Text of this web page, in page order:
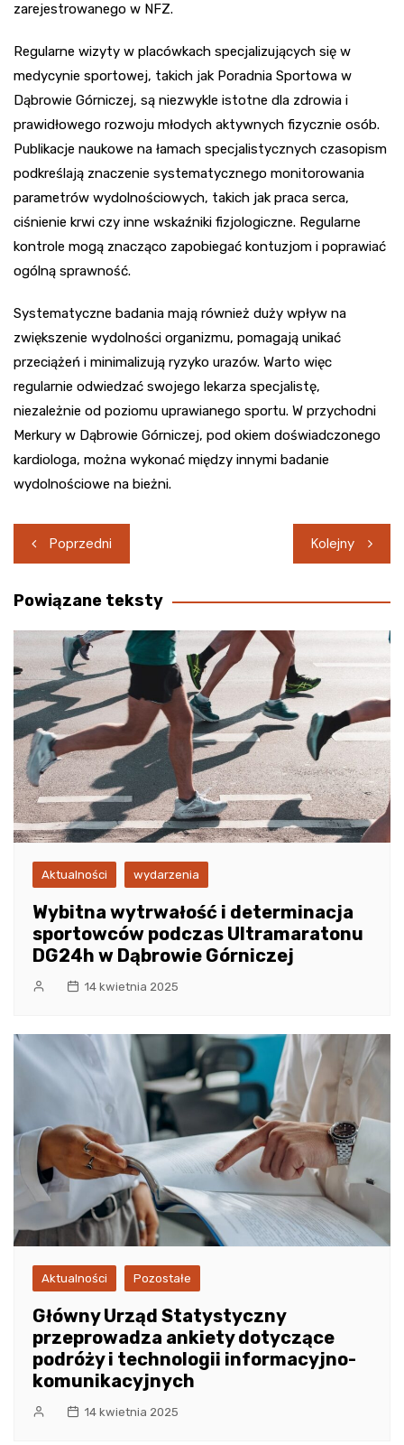
zarejestrowanego w NFZ.
Regularne wizyty w placówkach specjalizujących się w
medycynie sportowej, takich jak Poradnia Sportowa w
Dąbrowie Górniczej, są niezwykle istotne dla zdrowia i
prawidłowego rozwoju młodych aktywnych fizycznie osób.
Publikacje naukowe na łamach specjalistycznych czasopism
podkreślają znaczenie systematycznego monitorowania
parametrów wydolnościowych, takich jak praca serca,
ciśnienie krwi czy inne wskaźniki fizjologiczne. Regularne
kontrole mogą znacząco zapobiegać kontuzjom i poprawiać
ogólną sprawność.
Systematyczne badania mają również duży wpływ na
zwiększenie wydolności organizmu, pomagają unikać
przeciążeń i minimalizują ryzyko urazów. Warto więc
regularnie odwiedzać swojego lekarza specjalistę,
niezależnie od poziomu uprawianego sportu. W przychodni
Merkury w Dąbrowie Górniczej, pod okiem doświadczonego
kardiologa, można wykonać między innymi badanie
wydolnościowe na bieżni.
Nawigacja
wpisu
Poprzedni Kolejny
Powiązane teksty
Aktualności wydarzenia
Wybitna wytrwałość i determinacja
sportowców podczas Ultramaratonu
DG24h w Dąbrowie Górniczej
14 kwietnia 2025
Aktualności Pozostałe
Główny Urząd Statystyczny
przeprowadza ankiety dotyczące
podróży i technologii informacyjno-
komunikacyjnych
14 kwietnia 2025